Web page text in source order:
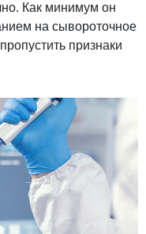
Как минимум он
на сывороточное
признаки